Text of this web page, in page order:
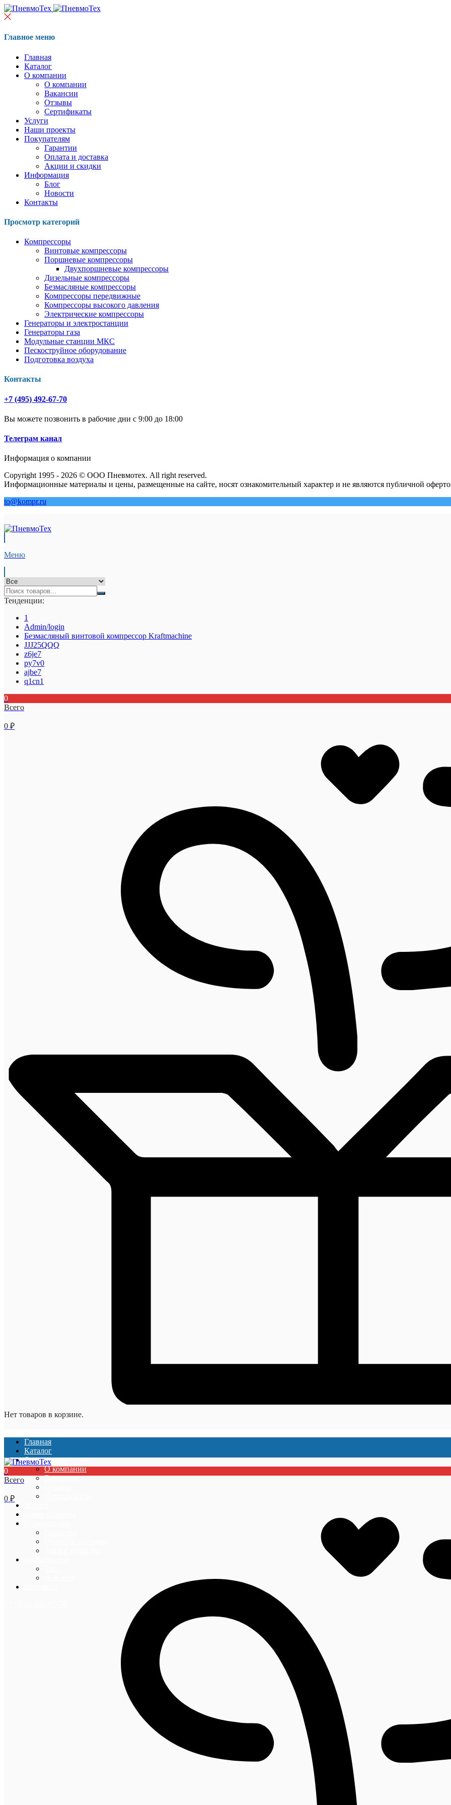
Главное меню
Главная
Каталог
О компании
О компании
Вакансии
Отзывы
Сертификаты
Услуги
Наши проекты
Покупателям
Гарантии
Оплата и доставка
Акции и скидки
Информация
Блог
Новости
Контакты
Просмотр категорий
Компрессоры
Винтовые компрессоры
Поршневые компрессоры
Двухпоршневые компрессоры
Дизельные компрессоры
Безмасляные компрессоры
Компрессоры передвижные
Компрессоры высокого давления
Электрические компрессоры
Генераторы и электростанции
Генераторы газа
Модульные станции МКС
Пескоструйное оборудование
Подготовка воздуха
Контакты
+7 (495) 492-67-70
Вы можете позвонить в рабочие дни с 9:00 до 18:00
Телеграм канал
Информация о компании
Copyright 1995 - 2026 © ООО Пневмотех. All right reserved.
Информационные материалы и цены, размещенные на сайте, носят ознакомительный характер и не являются публичной
to@kompr.ru
Меню
Тенденции:
1
Admin/login
Безмасляный винтовой компрессор Kraftmaсhine
JJJ25QQQ
z6je7
py7v0
ajbe7
q1cn1
0
Всего
0 ₽
Нет товаров в корзине.
Главная
Каталог
О компании
О компании
Вакансии
0
Всего
0 ₽